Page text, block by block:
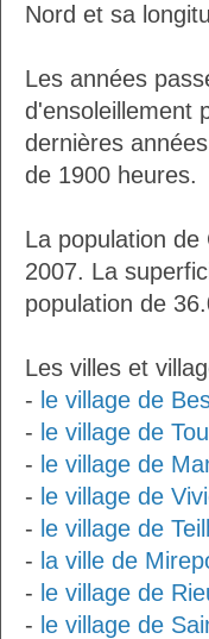
Nord et sa
Les années
d'ensoleillement
dernières
de 1900 heures.
La population
2007. La
population de
Les villes et
- le village de
- le village de
- le village de
- le village de
- le village de
- la ville de
- le village de
- le village de